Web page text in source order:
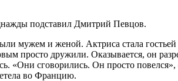
подставил Дмитрий Певцов.
мужем и женой. Актриса стала
просто дружили. Оказывается, он
«Они сговорились. Он просто
во Францию.